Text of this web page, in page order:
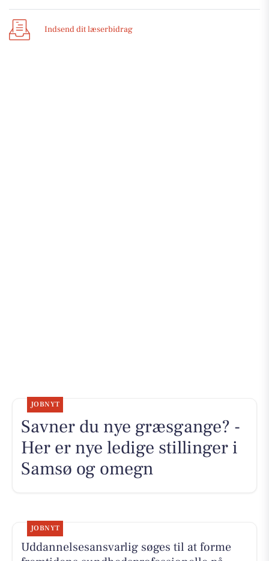
Indsend dit læserbidrag
JOBNYT
Savner du nye græsgange? -
Her er nye ledige stillinger i
Samsø og omegn
JOBNYT
Uddannelsesansvarlig søges til at forme